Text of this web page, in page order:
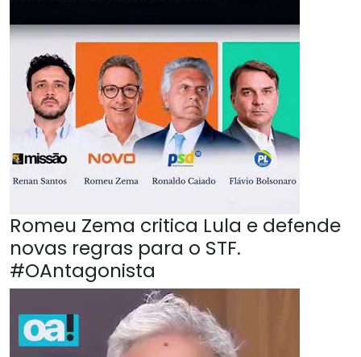
Romeu Zema critica Lula e defende
novas regras para o STF.
#OAntagonista